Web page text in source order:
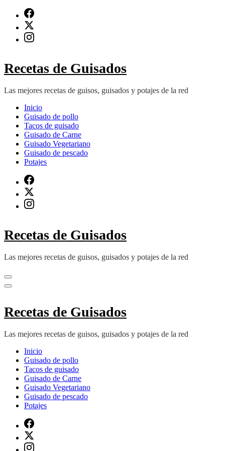
contenido
(presiona
Recetas de Guisados
Las mejores recetas de guisos, guisados y potajes de la red
Inicio
Guisado de pollo
Tacos de guisado
Guisado de Carne
Guisado Vegetariano
Guisado de pescado
Potajes
Recetas de Guisados
Las mejores recetas de guisos, guisados y potajes de la red
Recetas de Guisados
Las mejores recetas de guisos, guisados y potajes de la red
Inicio
Guisado de pollo
Tacos de guisado
Guisado de Carne
Guisado Vegetariano
Guisado de pescado
Potajes